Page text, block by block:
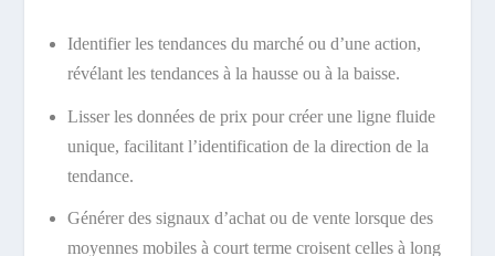
Identifier les tendances du marché ou d’une action,
révélant les tendances à la hausse ou à la baisse.
Lisser les données de prix pour créer une ligne fluide
unique, facilitant l’identification de la direction de la
tendance.
Générer des signaux d’achat ou de vente lorsque des
moyennes mobiles à court terme croisent celles à long